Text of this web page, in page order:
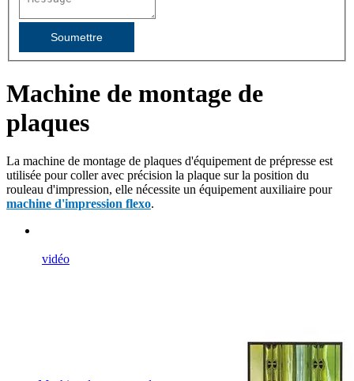
Soumettre
Machine de montage de
plaques
La machine de montage de plaques d'équipement de prépresse est
utilisée pour coller avec précision la plaque sur la position du
rouleau d'impression, elle nécessite un équipement auxiliaire pour
machine d'impression flexo.
vidéo